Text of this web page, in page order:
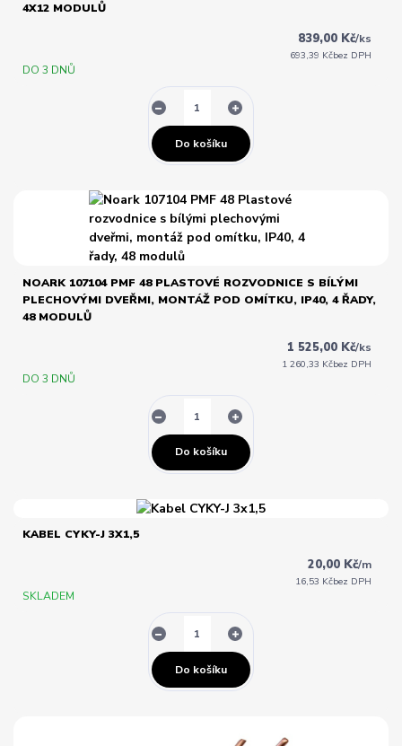
4X12 MODULŮ
839,00 Kč/ks
693,39 Kčbez DPH
DO 3 DNŮ
Do košíku
NOARK 107104 PMF 48 PLASTOVÉ ROZVODNICE S BÍLÝMI
PLECHOVÝMI DVEŘMI, MONTÁŽ POD OMÍTKU, IP40, 4 ŘADY,
48 MODULŮ
1 525,00 Kč/ks
1 260,33 Kčbez DPH
DO 3 DNŮ
Do košíku
KABEL CYKY-J 3X1,5
20,00 Kč/m
16,53 Kčbez DPH
SKLADEM
Do košíku